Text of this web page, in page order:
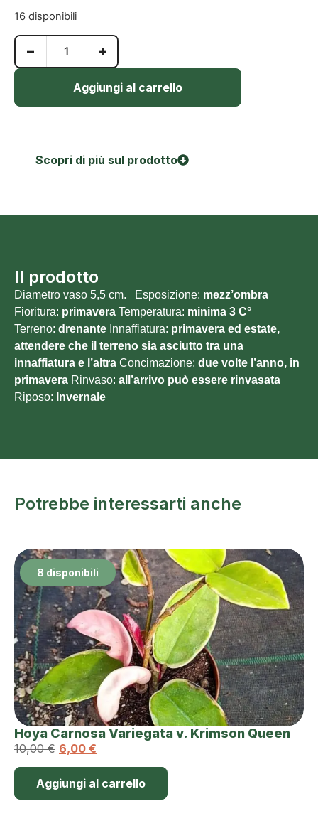
16 disponibili
− +
Aggiungi al carrello
Scopri di più sul prodotto
Il prodotto
Diametro vaso 5,5 cm. Esposizione: mezz’ombra
Fioritura: primavera Temperatura: minima 3 C°
Terreno: drenante Innaffiatura: primavera ed estate,
attendere che il terreno sia asciutto tra una
innaffiatura e l’altra Concimazione: due volte l’anno, in
primavera Rinvaso: all’arrivo può essere rinvasata
Riposo: Invernale
Potrebbe interessarti anche
8 disponibili
Hoya Carnosa Variegata v. Krimson Queen
10,00€ 6,00 €
Aggiungi al carrello